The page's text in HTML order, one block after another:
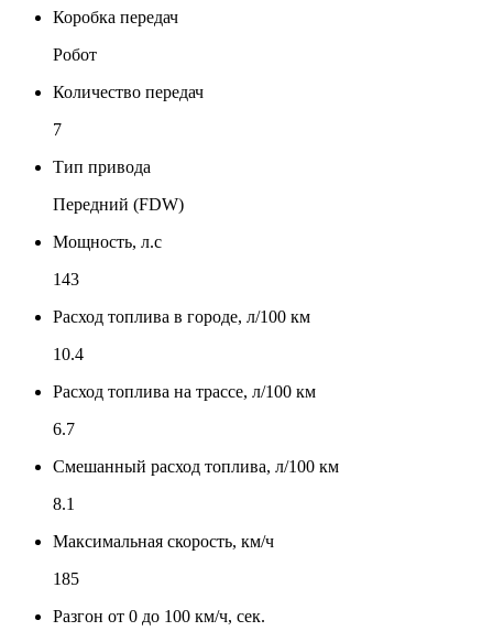
Коробка передач
Робот
Количество передач
7
Тип привода
Передний (FDW)
Мощность, л.с
143
Расход топлива в городе, л/100 км
10.4
Расход топлива на трассе, л/100 км
6.7
Смешанный расход топлива, л/100 км
8.1
Максимальная скорость, км/ч
185
Разгон от 0 до 100 км/ч, сек.